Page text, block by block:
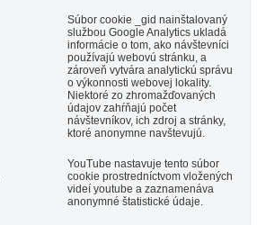
Súbor cookie _gid nainštalovaný
službou Google Analytics ukladá
informácie o tom, ako návštevníci
používajú webovú stránku, a
zároveň vytvára analytickú správu
o výkonnosti webovej lokality.
Niektoré zo zhromažďovaných
údajov zahŕňajú počet
návštevníkov, ich zdroj a stránky,
ktoré anonymne navštevujú.
YouTube nastavuje tento súbor
cookie prostredníctvom vložených
videí youtube a zaznamenáva
anonymné štatistické údaje.